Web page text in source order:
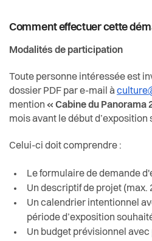
Comment effectuer cette
Modalités de participation
Toute personne intéressée est
dossier PDF par e-mail à
mention « Cabine du Panorama
mois avant le début d’exposition
Celui-ci doit comprendre :
Le formulaire de demande
Un descriptif de projet (max.
Un calendrier intentionnel
période d’exposition
Un budget prévisionnel